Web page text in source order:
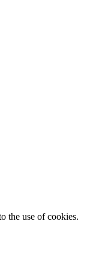
the use of cookies.